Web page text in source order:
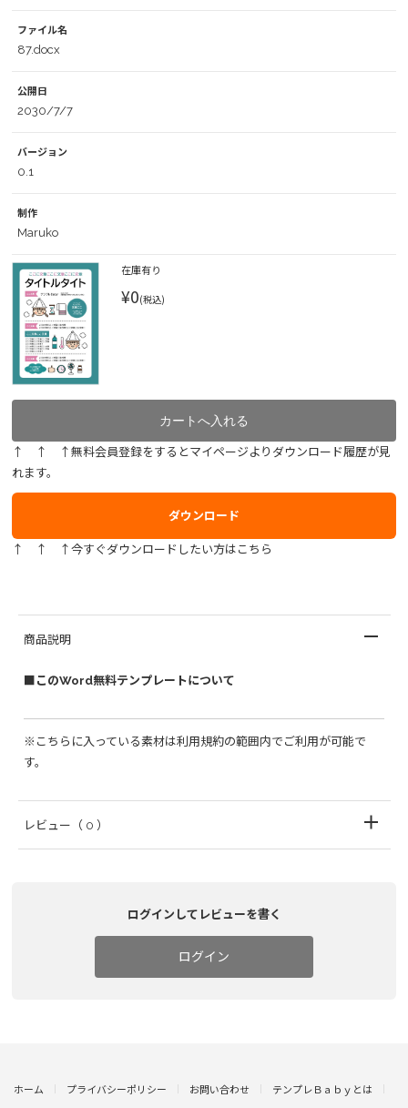
ファイル名
87.docx
公開日
2030/7/7
バージョン
0.1
制作
Maruko
在庫有り
¥0(税込)
↑ ↑ ↑無料会員登録をするとマイページよりダウンロード履歴が見
れます。
ダウンロード
↑ ↑ ↑今すぐダウンロードしたい方はこちら
商品説明
■このWord無料テンプレートについて
※こちらに入っている素材は利用規約の範囲内でご利用が可能で
す。
レビュー （ 0 ）
ログインしてレビューを書く
ログイン
ホーム プライバシーポリシー お問い合わせ テンプレＢａｂｙとは